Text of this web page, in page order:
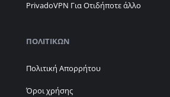
PrivadoVPN Για Οτιδήποτε άλλο
ΠΟΛΙΤΙΚΏΝ
Πολιτική Απορρήτου
Όροι χρήσης